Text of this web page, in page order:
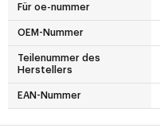
Für oe-nummer
OEM-Nummer
Teilenummer des
Herstellers
EAN-Nummer